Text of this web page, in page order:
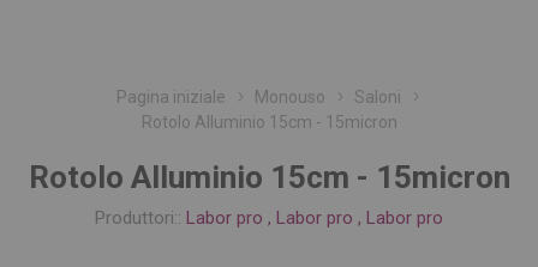
Pagina iniziale Monouso
Saloni
Rotolo Alluminio 15cm - 15micron
Rotolo Alluminio 15cm - 15micron
Produttori:: Labor pro , Labor pro , Labor pro